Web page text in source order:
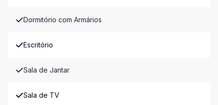
Dormitório com Armários
Escritório
Sala de Jantar
Sala de TV